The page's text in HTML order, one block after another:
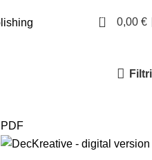
0 0,00 €
Filtri
PDF